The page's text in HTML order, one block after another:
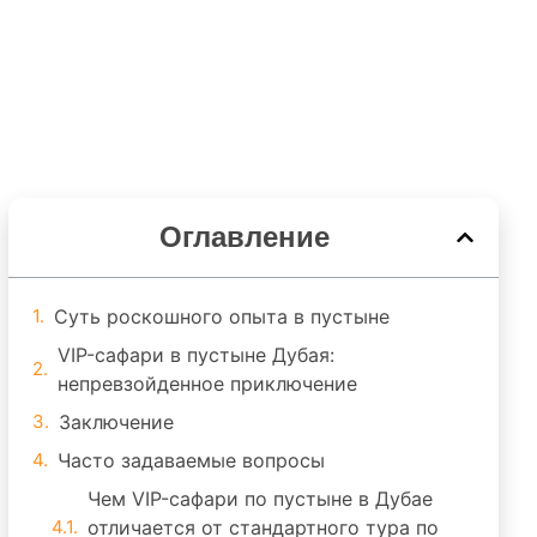
Оглавление
Суть роскошного опыта в пустыне
VIP-сафари в пустыне Дубая:
непревзойденное приключение
Заключение
Часто задаваемые вопросы
Чем VIP-сафари по пустыне в Дубае
отличается от стандартного тура по